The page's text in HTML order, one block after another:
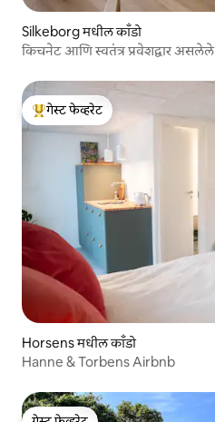
Silkeborg मधील काँडो
किचनेट आणि स्वतंत्र प्रवेशद्वार
टॉप गेस्ट फेव्हरेट
गेस्ट फेव्हरेट
Horsens मधील काँडो
Hanne & Torbens Airbnb